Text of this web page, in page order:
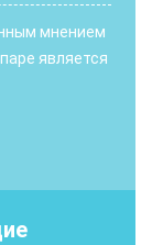
мнением
является